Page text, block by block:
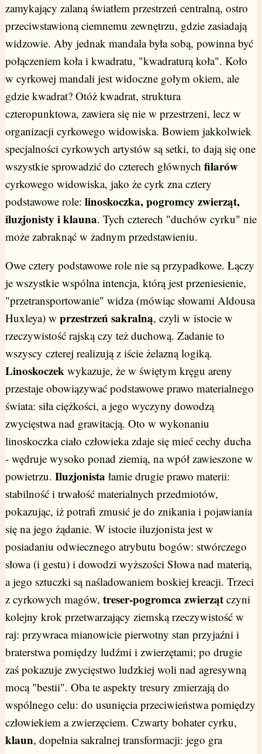
zamykający zalaną światłem przestrzeń centralną, ostro
przeciwstawioną ciemnemu zewnętrzu, gdzie zasiadają
widzowie. Aby jednak mandala była sobą, powinna być
połączeniem koła i kwadratu, "kwadraturą koła". Koło
w cyrkowej mandali jest widoczne gołym okiem, ale
gdzie kwadrat? Otóż kwadrat, struktura
czteropunktowa, zawiera się nie w przestrzeni, lecz w
organizacji cyrkowego widowiska. Bowiem jakkolwiek
specjalności cyrkowych artystów są setki, to dają się one
wszystkie sprowadzić do czterech głównych filarów
cyrkowego widowiska, jako że cyrk zna cztery
podstawowe role: linoskoczka, pogromcy zwierząt,
iluzjonisty i klauna. Tych czterech "duchów cyrku" nie
może zabraknąć w żadnym przedstawieniu.
Owe cztery podstawowe role nie są przypadkowe. Łączy
je wszystkie wspólna intencja, którą jest przeniesienie,
"przetransportowanie" widza (mówiąc słowami Aldousa
Huxleya) w przestrzeń sakralną, czyli w istocie w
rzeczywistość rajską czy też duchową. Zadanie to
wszyscy czterej realizują z iście żelazną logiką.
Linoskoczekwykazuje, że w świętym kręgu areny
przestaje obowiązywać podstawowe prawo materialnego
świata: siła ciężkości, a jego wyczyny dowodzą
zwycięstwa nad grawitacją. Oto w wykonaniu
linoskoczka ciało człowieka zdaje się mieć cechy ducha
- wędruje wysoko ponad ziemią, na wpół zawieszone w
powietrzu. Iluzjonista łamie drugie prawo materii:
stabilność i trwałość materialnych przedmiotów,
pokazując, iż potrafi zmusić je do znikania i pojawiania
się na jego żądanie. W istocie iluzjonista jest w
posiadaniu odwiecznego atrybutu bogów: stwórczego
słowa (i gestu) i dowodzi wyższości Słowa nad materią,
a jego sztuczki są naśladowaniem boskiej kreacji. Trzeci
z cyrkowych magów, treser-pogromca zwierzątczyni
kolejny krok przetwarzający ziemską rzeczywistość w
raj: przywraca mianowicie pierwotny stan przyjaźni i
braterstwa pomiędzy ludźmi i zwierzętami; po drugie
zaś pokazuje zwycięstwo ludzkiej woli nad agresywną
mocą "bestii". Oba te aspekty tresury zmierzają do
wspólnego celu: do usunięcia przeciwieństwa pomiędzy
człowiekiem a zwierzęciem. Czwarty bohater cyrku,
klaun, dopełnia sakralnej transformacji: jego gra